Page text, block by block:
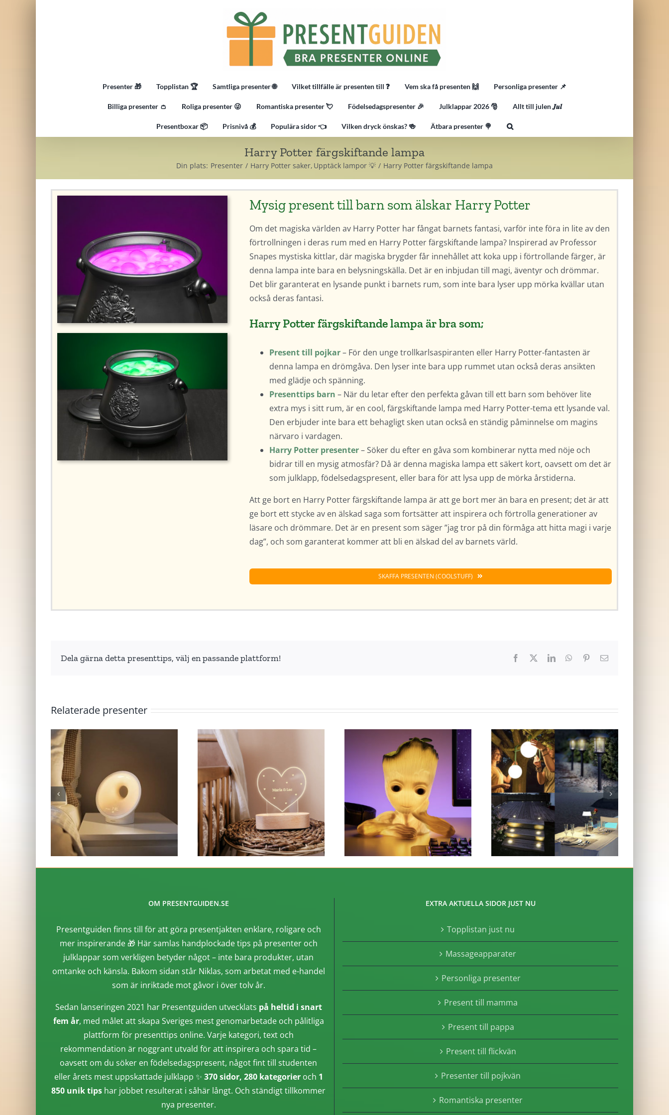
Presenter 🎁 Topplistan 🏆 Samtliga presenter 🌐 Vilket tillfälle är presenten till ❓ Vem ska få presenten 🙌 Personliga presenter 📌
Billiga presenter 👛 Roliga presenter 😜 Romantiska presenter 💘 Födelsedagspresenter 🎉 Julklappar 2026 🎅 Allt till julen 𝑱𝒖𝒍
Presentboxar 📦 Prisnivå 💰 Populära sidor 👈 Vilken dryck önskas? 🍻 Ätbara presenter 🍭
Harry Potter färgskiftande lampa
Din plats: Presenter Harry Potter saker Upptäck lampor 💡 Harry Potter färgskiftande lampa
Mysig present till barn som älskar Harry Potter
Om det magiska världen av Harry Potter har fångat barnets fantasi, varför inte föra in lite av den
förtrollningen i deras rum med en Harry Potter färgskiftande lampa? Inspirerad av Professor
Snapes mystiska kittlar, där magiska brygder får innehållet att koka upp i förtrollande färger, är
denna lampa inte bara en belysningskälla. Det är en inbjudan till magi, äventyr och drömmar.
Det blir garanterat en lysande punkt i barnets rum, som inte bara lyser upp mörka kvällar utan
också deras fantasi.
Harry Potter färgskiftande lampa är bra som;
Present till pojkar– För den unge trollkarlsaspiranten eller Harry Potter-fantasten är
denna lampa en drömgåva. Den lyser inte bara upp rummet utan också deras ansikten
med glädje och spänning.
Presenttips barn– När du letar efter den perfekta gåvan till ett barn som behöver lite
extra mys i sitt rum, är en cool, färgskiftande lampa med Harry Potter-tema ett lysande val.
Den erbjuder inte bara ett behagligt sken utan också en ständig påminnelse om magins
närvaro i vardagen.
Harry Potter presenter– Söker du efter en gåva som kombinerar nytta med nöje och
bidrar till en mysig atmosfär? Då är denna magiska lampa ett säkert kort, oavsett om det är
som julklapp, födelsedagspresent, eller bara för att lysa upp de mörka årstiderna.
Att ge bort en Harry Potter färgskiftande lampa är att ge bort mer än bara en present; det är att
ge bort ett stycke av en älskad saga som fortsätter att inspirera och förtrolla generationer av
läsare och drömmare. Det är en present som säger ”jag tror på din förmåga att hitta magi i varje
dag”, och som garanterat kommer att bli en älskad del av barnets värld.
SKAFFA PRESENTEN (COOLSTUFF)
Dela gärna detta presenttips, välj en passande plattform! Facebook LinkedInWhatsApp
Pinterest
E-
Relaterade presenter
OM PRESENTGUIDEN.SE
Presentguiden finns till för att göra presentjakten enklare, roligare och
mer inspirerande 🎁 Här samlas handplockade tips på presenter och
julklappar som verkligen betyder något – inte bara produkter, utan
omtanke och känsla. Bakom sidan står Niklas, som arbetat med e-handel
som är inriktade mot gåvor i över tolv år.
Sedan lanseringen 2021 har Presentguiden utvecklats på heltid i snart
fem år, med målet att skapa Sveriges mest genomarbetade och pålitliga
plattform för presenttips online. Varje kategori, text och
rekommendation är noggrant utvald för att inspirera och spara tid –
oavsett om du söker en födelsedagspresent, något fint till studenten
eller årets mest uppskattade julklapp ✨ 370 sidor, 280 kategorieroch 1
850 unik tips har jobbet resulterat i såhär långt. Och ständigt tillkommer
nya presenter.
EXTRA AKTUELLA SIDOR JUST NU
Topplistan just nu
Massageapparater
Personliga presenter
Present till mamma
Present till pappa
Present till flickvän
Presenter till pojkvän
Romantiska presenter